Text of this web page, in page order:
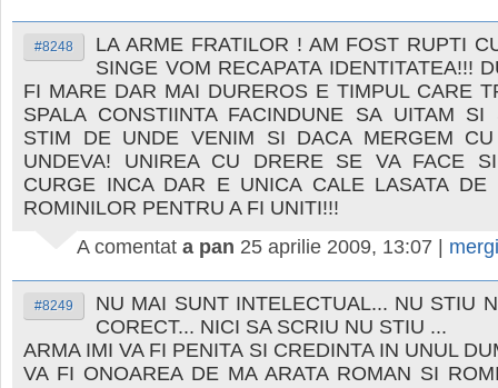
#8248
LA ARME FRATILOR ! AM FOST RUPTI
SINGE VOM RECAPATA IDENTITATEA!!!
FI MARE DAR MAI DUREROS E TIMPUL CARE
SPALA CONSTIINTA FACINDUNE SA UITAM
STIM DE UNDE VENIM SI DACA MERGEM CU
UNDEVA! UNIREA CU DRERE SE VA FACE
CURGE INCA DAR E UNICA CALE LASATA DE
ROMINILOR PENTRU A FI UNITI!!!
A comentat a pan 25 aprilie 2009, 13:07 |
#8249
NU MAI SUNT INTELECTUAL... NU STIU
CORECT... NICI SA SCRIU NU STIU ...
ARMA IMI VA FI PENITA SI CREDINTA IN UNUL
VA FI ONOAREA DE MA ARATA ROMAN SI